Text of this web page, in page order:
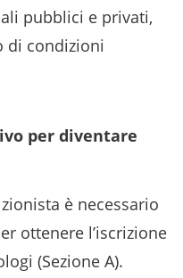
pubblici e privati,
di condizioni
per diventare
è necessario
ottenere l’iscrizione
(Sezione A).